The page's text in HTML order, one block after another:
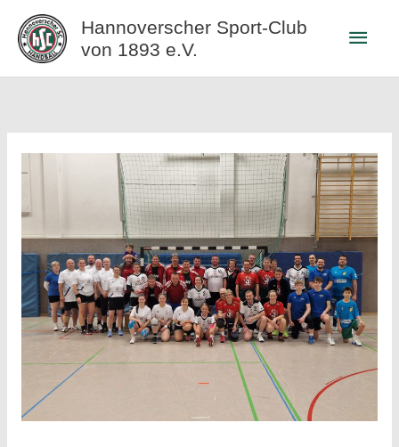
Inhalt
springen
Hannoverscher Sport-Club
von 1893 e.V.